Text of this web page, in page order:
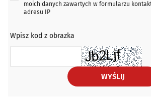
moich danych zawartych w formularzu
adresu IP
Wpisz kod z obrazka
WYŚLIJ